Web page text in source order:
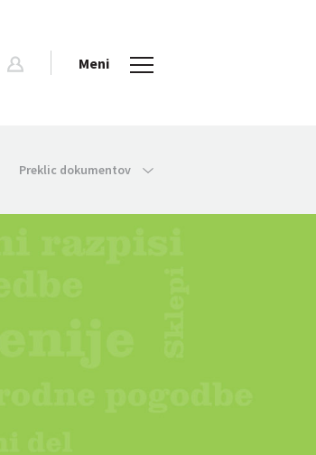
Meni
Preklic dokumentov